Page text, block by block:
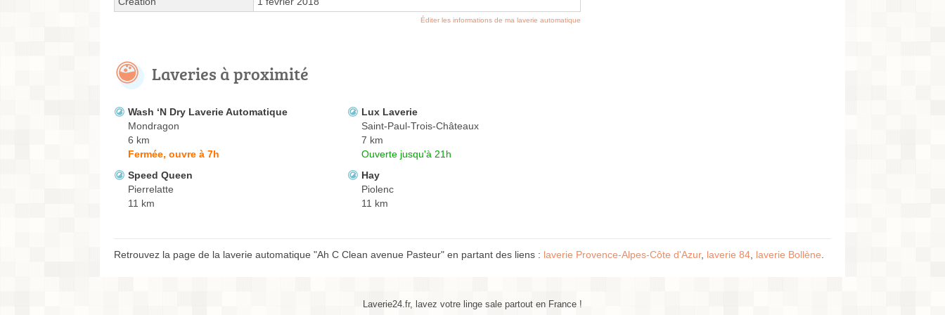
Éditer les informations de ma laverie automatique
Laveries à proximité
Wash ‘N Dry Laverie Automatique
Mondragon
6 km
Fermée, ouvre à 7h
Lux Laverie
Saint-Paul-Trois-Châteaux
7 km
Ouverte jusqu'à 21h
Speed Queen
Pierrelatte
11 km
Hay
Piolenc
11 km
Retrouvez la page de la laverie automatique "Ah C Clean avenue Pasteur" en partant des liens : laverie Provence-Alpes-Côte d'Azur, laverie 84, laverie Bollène.
Laverie24.fr, lavez votre linge sale partout en France !